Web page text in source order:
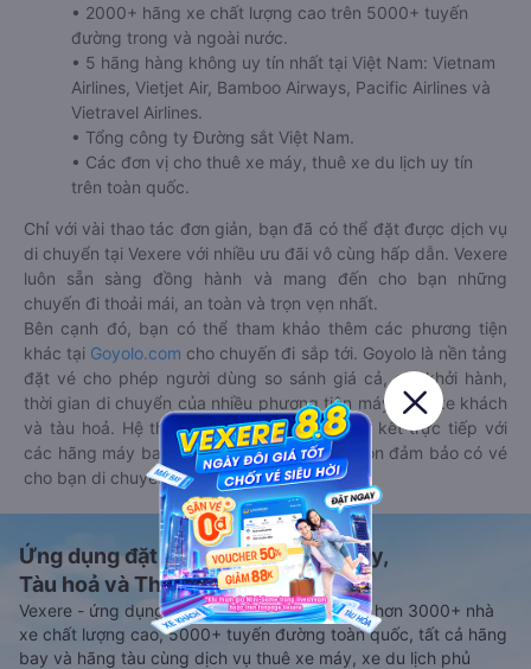
• 2000+ hãng xe chất lượng cao trên 5000+ tuyến
đường trong và ngoài nước.
• 5 hãng hàng không uy tín nhất tại Việt Nam: Vietnam
Airlines, Vietjet Air, Bamboo Airways, Pacific Airlines và
Vietravel Airlines.
• Tổng công ty Đường sắt Việt Nam.
• Các đơn vị cho thuê xe máy, thuê xe du lịch uy tín
trên toàn quốc.
Chỉ với vài thao tác đơn giản, bạn đã có thể đặt được dịch vụ
di chuyển tại Vexere với nhiều ưu đãi vô cùng hấp dẫn. Vexere
luôn sẵn sàng đồng hành và mang đến cho bạn những
chuyến đi thoải mái, an toàn và trọn vẹn nhất.
Bên cạnh đó, bạn có thể tham khảo thêm các phương tiện
khác tại Goyolo.com cho chuyến đi sắp tới. Goyolo là nền tảng
đặt vé cho phép người dùng so sánh giá cả, giờ khởi hành,
thời gian di chuyển của nhiều phương tiện máy bay, xe khách
và tàu hoả. Hệ thống của Goyolo được liên kết trực tiếp với
các hãng máy bay, xe khách và tàu hoả, luôn đảm bảo có vé
cho bạn di chuyển.
Ứng dụng đặt vé Xe khách, Máy bay,
Tàu hoả và Thuê xe
Vexere - ứng dụng đặt vé đa phương tiện với hơn 3000+ nhà
xe chất lượng cao, 5000+ tuyến đường toàn quốc, tất cả hãng
bay và hãng tàu cùng dịch vụ thuê xe máy, xe du lịch phủ